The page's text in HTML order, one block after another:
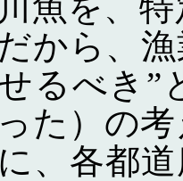
から、
るべき”
た）の
、各都